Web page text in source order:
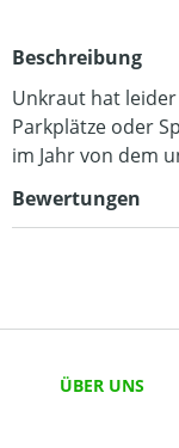
Beschreibung
Unkraut hat
Parkplätze oder
im Jahr von dem
Bewertungen
ÜBER UNS